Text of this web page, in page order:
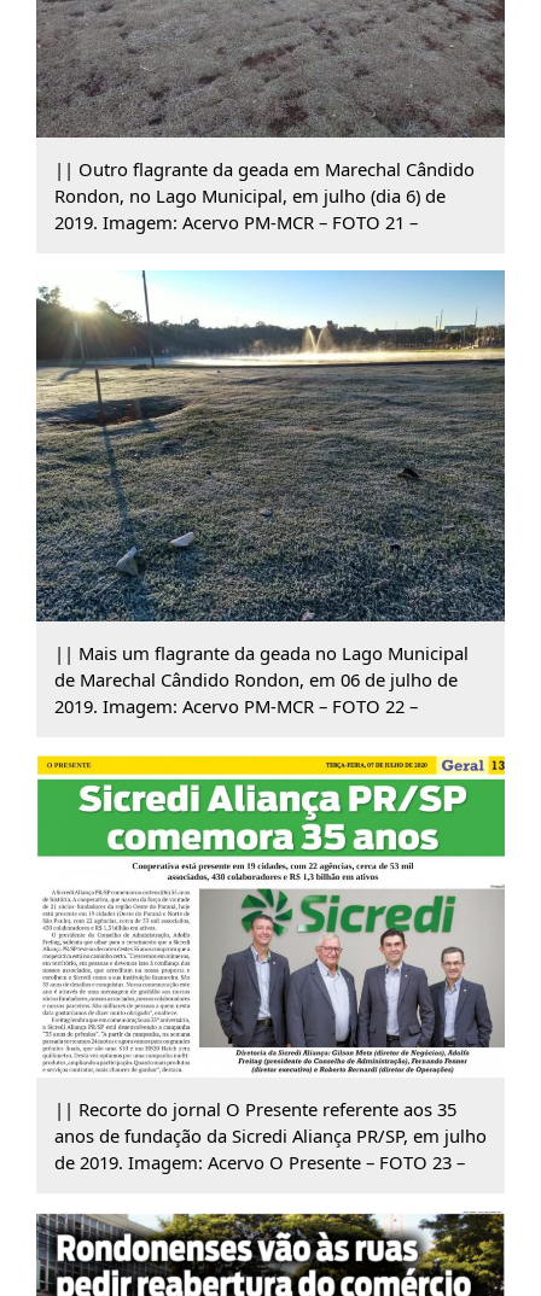
|| Outro flagrante da geada em Marechal Cândido
Rondon, no Lago Municipal, em julho (dia 6) de
2019. Imagem: Acervo PM-MCR – FOTO 21 –
|| Mais um flagrante da geada no Lago Municipal
de Marechal Cândido Rondon, em 06 de julho de
2019. Imagem: Acervo PM-MCR – FOTO 22 –
|| Recorte do jornal O Presente referente aos 35
anos de fundação da Sicredi Aliança PR/SP, em julho
de 2019. Imagem: Acervo O Presente – FOTO 23 –